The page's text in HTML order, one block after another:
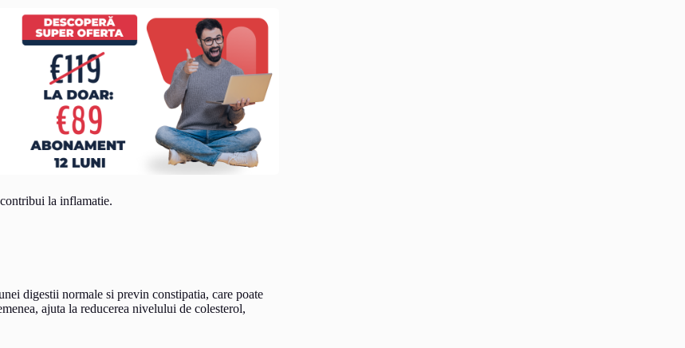
la inflamatie.
digestii normale si previn constipatia, care poate
ajuta la reducerea nivelului de colesterol,